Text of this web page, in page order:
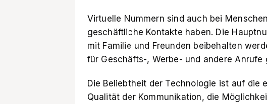
Virtuelle Nummern sind auch bei
geschäftliche Kontakte haben. Die
mit Familie und Freunden beibehalten
für Geschäfts-, Werbe- und andere Anrufe
Die Beliebtheit der Technologie ist auf die
Qualität der Kommunikation, die